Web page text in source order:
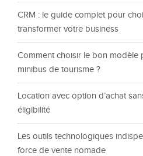
CRM : le guide complet pour
transformer votre business
Comment choisir le bon modèle
minibus de tourisme ?
Location avec option d’achat
éligibilité
Les outils technologiques
force de vente nomade